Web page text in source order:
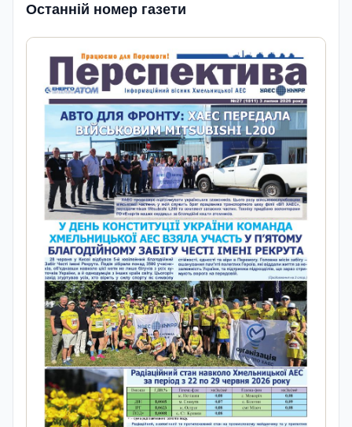
Останній номер газети